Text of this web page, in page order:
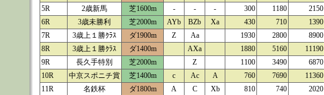
5R
2歳新馬 芝1600m - - - 300 1180 2150
6R
3歳未勝利 芝2000m AYb BZb Xa 430 710 1390
7R
3歳上１勝ｸﾗｽ ダ1900m Z Aa 1930 2800 8900
8R
3歳上１勝ｸﾗｽ ダ1400m AXa 1880 5160 11190
9R
長久手特別 芝2000m Z 1100 3490 6870
10R
中京スポニチ賞 芝1400m c Ac A 760 7690 11360
11R
名鉄杯 ダ1800m A C Xb 810 740 2020